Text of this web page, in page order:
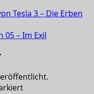
Tesla 3 – Die Erben
05 – Im Exil